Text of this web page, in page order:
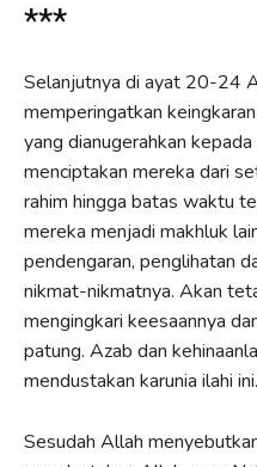
***
Selanjutnya di ayat 20-24
memperingatkan
yang dianugerahkan
menciptakan mereka dari
rahim hingga batas waktu
mereka menjadi makhluk
pendengaran, penglihatan
nikmat-nikmatnya. Akan
mengingkari keesaannya
patung. Azab dan
mendustakan karunia ilahi ini.
Sesudah Allah